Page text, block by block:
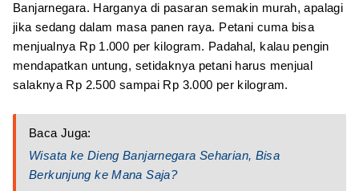
Banjarnegara. Harganya di pasaran semakin murah, apalagi
jika sedang dalam masa panen raya. Petani cuma bisa
menjualnya Rp 1.000 per kilogram. Padahal, kalau pengin
mendapatkan untung, setidaknya petani harus menjual
salaknya Rp 2.500 sampai Rp 3.000 per kilogram.
Baca Juga:
Wisata ke Dieng Banjarnegara Seharian, Bisa
Berkunjung ke Mana Saja?